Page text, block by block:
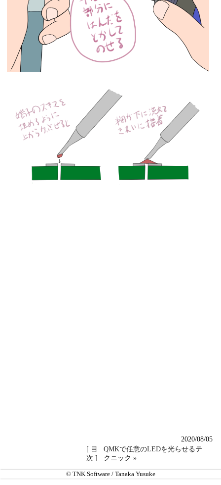
2020/08/05
[ 目
次 ]
QMKで任意のLEDを光らせるテ
クニック »
© TNK Software / Tanaka Yusuke